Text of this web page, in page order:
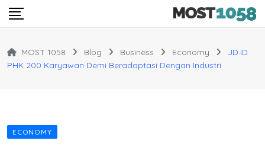
Skip
MOST 1058 Blog Business Economy
JD.ID
PHK 200 Karyawan Demi Beradaptasi Dengan Industri
ECONOMY